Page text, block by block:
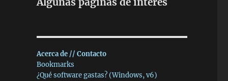
Acerca de // Contacto
Bookmarks
¿Qué software gastas? (Windows, v6)